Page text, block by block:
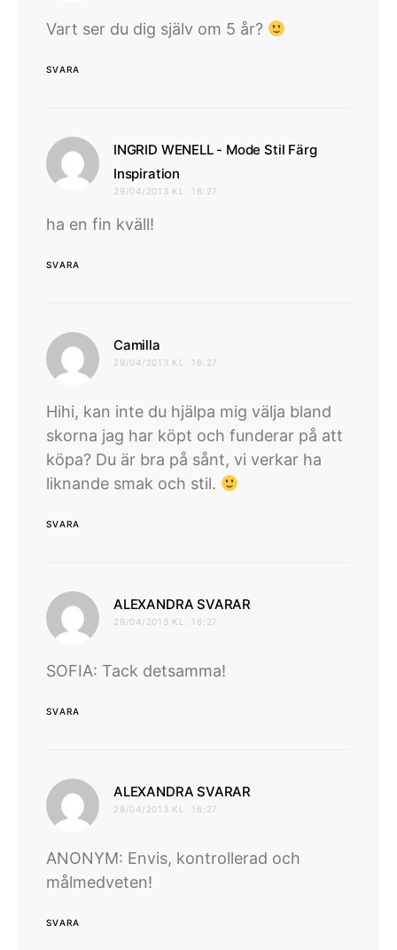
Vart ser du dig själv om 5 år?
SVARA
INGRID WENELL - Mode Stil Färg
Inspiration
29/04/2013 KL. 16:27
ha en fin kväll!
SVARA
Camilla
29/04/2013 KL. 16:27
Hihi, kan inte du hjälpa mig välja bland
skorna jag har köpt och funderar på att
köpa? Du är bra på sånt, vi verkar ha
liknande smak och stil.
SVARA
ALEXANDRA SVARAR
29/04/2013 KL. 16:27
SOFIA: Tack detsamma!
SVARA
ALEXANDRA SVARAR
29/04/2013 KL. 16:27
ANONYM: Envis, kontrollerad och
målmedveten!
SVARA